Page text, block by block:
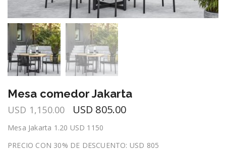
Mesa comedor Jakarta
USD 1,150.00
El
original
era:
USD 805.00El
es:
Mesa Jakarta 1.20 USD 1150
PRECIO CON 30% DE DESCUENTO: USD 805